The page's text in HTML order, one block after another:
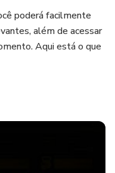
poderá facilmente
além de acessar
Aqui está o que
visão geral